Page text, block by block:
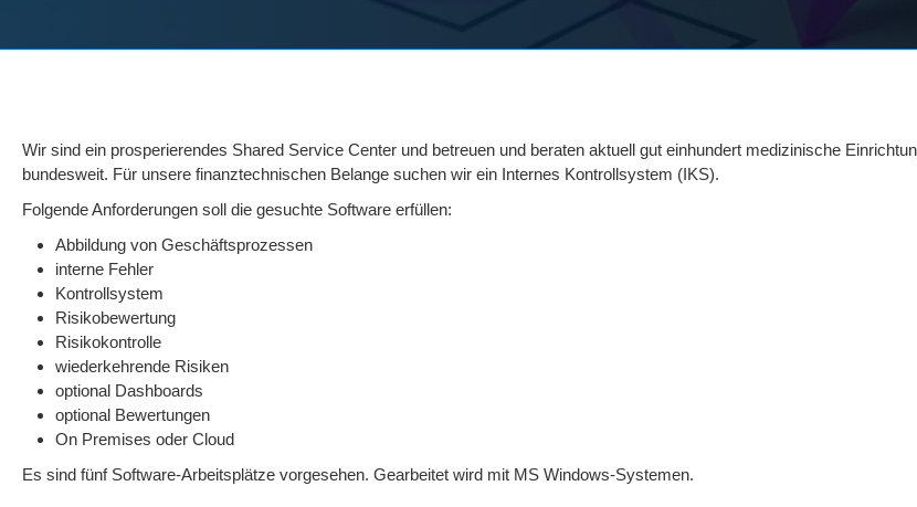
Wir sind ein prosperierendes Shared Service Center und betreuen und beraten aktuell gut einhundert medizinische
bundesweit. Für unsere finanztechnischen Belange suchen wir ein Internes Kontrollsystem (IKS).
Folgende Anforderungen soll die gesuchte Software erfüllen:
Abbildung von Geschäftsprozessen
interne Fehler
Kontrollsystem
Risikobewertung
Risikokontrolle
wiederkehrende Risiken
optional Dashboards
optional Bewertungen
On Premises oder Cloud
Es sind fünf Software-Arbeitsplätze vorgesehen. Gearbeitet wird mit MS Windows-Systemen.